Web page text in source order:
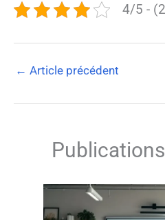
4/5 -
← Article précédent